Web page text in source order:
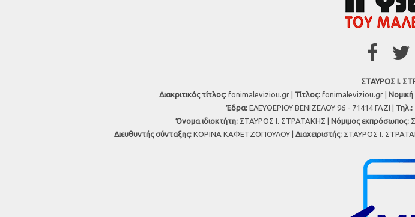
ΣΤΑΥΡΟΣ Ι.
Διακριτικός τίτλος: fonimaleviziou.gr | Τίτλος: fonimaleviziou.gr |
Έδρα: ΕΛΕΥΘΕΡΙΟΥ ΒΕΝΙΖΕΛΟΥ 96 - 71414 ΓΑΖΙ | Τηλ.:
Όνομα ιδιοκτήτη: ΣΤΑΥΡΟΣ Ι. ΣΤΡΑΤΑΚΗΣ | Νόμιμος εκπρόσωπος:
Διευθυντής σύνταξης: ΚΟΡΙΝΑ ΚΑΦΕΤΖΟΠΟΥΛΟΥ | Διαχειριστής: ΣΤΑΥΡΟΣ Ι.